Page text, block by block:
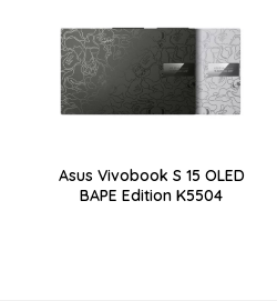
Asus Vivobook S 15 OLED
BAPE Edition K5504